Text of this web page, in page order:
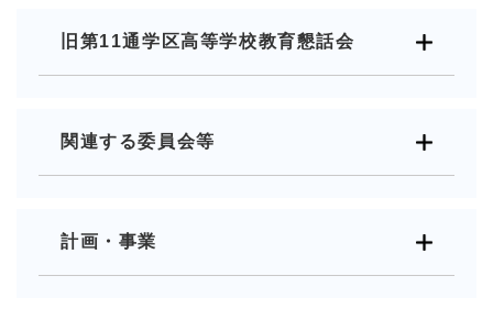
旧第11通学区高等学校教育懇話会
関連する委員会等
計画・事業